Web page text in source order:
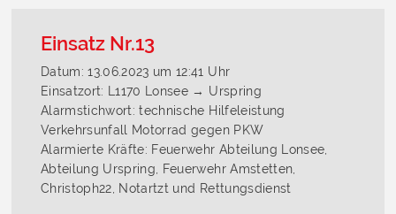
Einsatz Nr.13
Datum: 13.06.2023 um 12:41 Uhr
Einsatzort: L1170 Lonsee → Urspring
Alarmstichwort: technische Hilfeleistung
Verkehrsunfall Motorrad gegen PKW
Alarmierte Kräfte: Feuerwehr Abteilung Lonsee,
Abteilung Urspring, Feuerwehr Amstetten,
Christoph22, Notartzt und Rettungsdienst